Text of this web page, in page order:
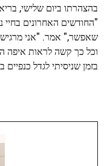
בהצהרתו ביום שלישי,
"החודשים האחרונים
שאפשר," אמר. "אני
וכל כך קשה לראות איפה
בזמן שניסיתי לגדל כנפיים